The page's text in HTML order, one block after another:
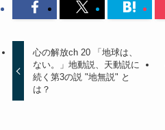
心の解放ch 20 「地球は、
ない。」地動説、天動説に
続く第3の説 "地無説" と
は？